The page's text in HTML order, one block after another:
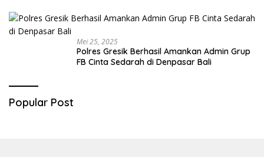
Mei 25, 2025
Polres Gresik Berhasil Amankan Admin Grup
FB Cinta Sedarah di Denpasar Bali
Popular Post